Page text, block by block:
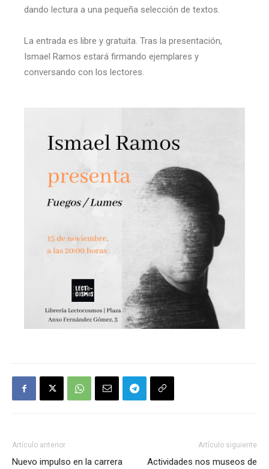
dando lectura a una pequeña selección de textos.
La entrada es libre y gratuita. Tras la presentación,
Ismael Ramos estará firmando ejemplares y
conversando con los lectores.
Artículo anterior
Nuevo impulso en la carrera
Artículo siguiente
Actividades nos museos de